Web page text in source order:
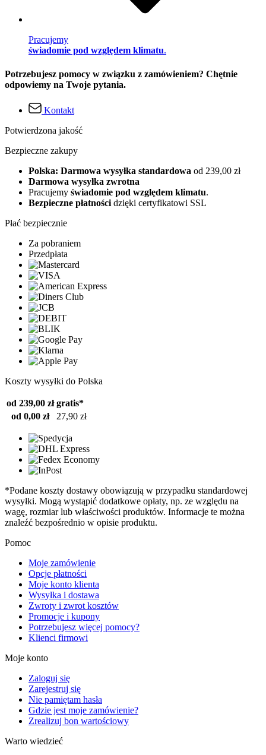
Pracujemy
świadomie pod względem klimatu.
Potrzebujesz pomocy w związku z zamówieniem? Chętnie
odpowiemy na Twoje pytania.
Kontakt
Potwierdzona jakość
Bezpieczne zakupy
Polska: Darmowa wysyłka standardowa od 239,00 zł
Darmowa wysyłka zwrotna
Pracujemy świadomie pod względem klimatu.
Bezpieczne płatności dzięki certyfikatowi SSL
Płać bezpiecznie
Za pobraniem
Przedpłata
Koszty wysyłki do Polska
od 239,00 zł gratis*
od 0,00 zł
27,90 zł
*Podane koszty dostawy obowiązują w przypadku standardowej
wysyłki. Mogą wystąpić dodatkowe opłaty, np. ze względu na
wagę, rozmiar lub właściwości produktów. Informacje te można
znaleźć bezpośrednio w opisie produktu.
Pomoc
Moje zamówienie
Opcje płatności
Moje konto klienta
Wysyłka i dostawa
Zwroty i zwrot kosztów
Promocje i kupony
Potrzebujesz więcej pomocy?
Klienci firmowi
Moje konto
Zaloguj się
Zarejestruj się
Nie pamiętam hasła
Gdzie jest moje zamówienie?
Zrealizuj bon wartościowy
Warto wiedzieć